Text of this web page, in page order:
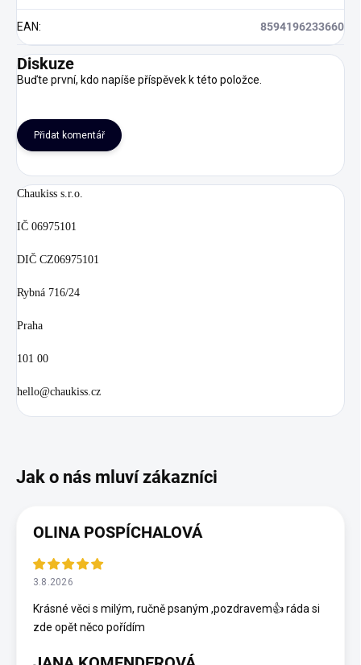
EAN: 8594196233660
Diskuze
Buďte první, kdo napíše příspěvek k této položce.
Přidat komentář
Chaukiss s.r.o.
IČ 06975101
DIČ CZ06975101
Rybná 716/24
Praha
101 00
hello@chaukiss.cz
OLINA POSPÍCHALOVÁ
3.8.2026
Krásné věci s milým, ručně psaným ,pozdravem👍 ráda si
zde opět něco pořídím